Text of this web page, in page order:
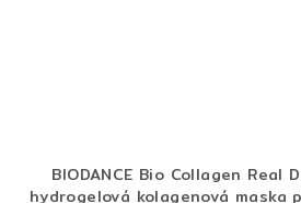
BIODANCE Bio Collagen Real
hydrogelová kolagenová